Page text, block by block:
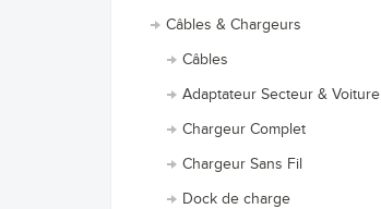
Câbles & Chargeurs
Câbles
Adaptateur Secteur & Voiture
Chargeur Complet
Chargeur Sans Fil
Dock de charge